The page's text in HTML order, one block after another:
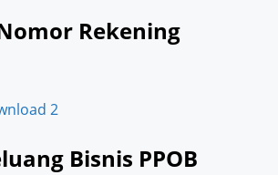
Rekening
2
Bisnis PPOB